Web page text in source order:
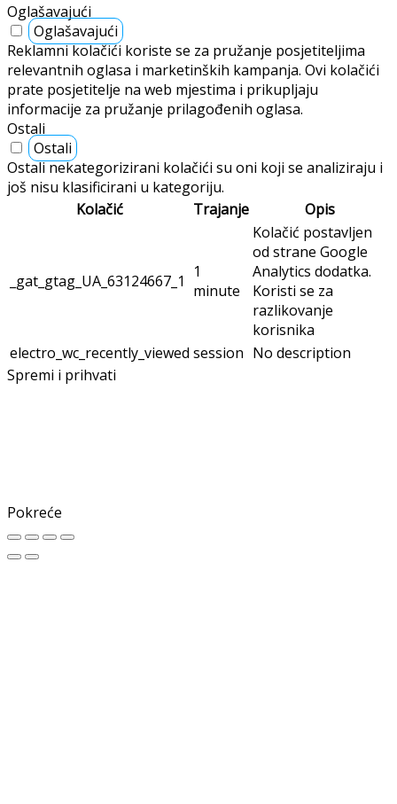
Oglašavajući
Oglašavajući
Reklamni kolačići koriste se za pružanje posjetiteljima
relevantnih oglasa i marketinških kampanja. Ovi kolačići
prate posjetitelje na web mjestima i prikupljaju
informacije za pružanje prilagođenih oglasa.
Ostali
Ostali
Ostali nekategorizirani kolačići su oni koji se analiziraju i
još nisu klasificirani u kategoriju.
Kolačić
Trajanje Opis
_gat_gtag_UA_63124667_1
1
minute
Kolačić postavljen
od strane Google
Analytics dodatka.
Koristi se za
razlikovanje
korisnika
electro_wc_recently_viewed session No description
Spremi i prihvati
Pokreće